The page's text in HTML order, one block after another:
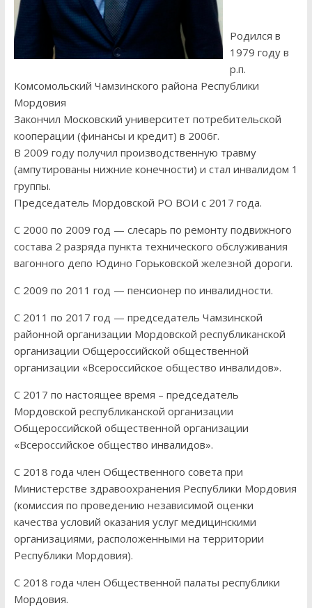
Родился в
1979 году в
р.п.
Комсомольский Чамзинского района Республики
Мордовия
Закончил Московский университет потребительской
кооперации (финансы и кредит) в 2006г.
В 2009 году получил производственную травму
(ампутированы нижние конечности) и стал инвалидом 1
группы.
Председатель Мордовской РО ВОИ с 2017 года.
С 2000 по 2009 год — слесарь по ремонту подвижного
состава 2 разряда пункта технического обслуживания
вагонного депо Юдино Горьковской железной дороги.
С 2009 по 2011 год — пенсионер по инвалидности.
С 2011 по 2017 год — председатель Чамзинской
районной организации Мордовской республиканской
организации Общероссийской общественной
организации «Всероссийское общество инвалидов».
С 2017 по настоящее время – председатель
Мордовской республиканской организации
Общероссийской общественной организации
«Всероссийское общество инвалидов».
С 2018 года член Общественного совета при
Министерстве здравоохранения Республики Мордовия
(комиссия по проведению независимой оценки
качества условий оказания услуг медицинскими
организациями, расположенными на территории
Республики Мордовия).
С 2018 года член Общественной палаты республики
Мордовия.